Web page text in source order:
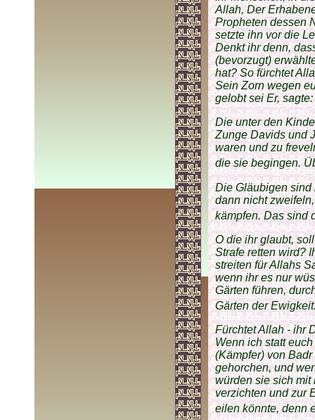
Allah, Der
Propheten dessen
setzte ihn vor die
Denkt ihr denn,
(bevorzugt)
hat? So fürchtet
Sein Zorn wegen
gelobt sei Er, sagte:
Die unter den
Zunge Davids und
waren und zu
die sie begingen.
Die Gläubigen sind
dann nicht
kämpfen. Das sind
O die ihr glaubt,
Strafe retten wird?
streiten für Allahs
wenn ihr es nur
Gärten führen,
Gärten der
Fürchtet Allah - ihr
Wenn ich statt
(Kämpfer) von
gehorchen, und
würden sie sich mit
verzichten und zur
eilen könnte, denn